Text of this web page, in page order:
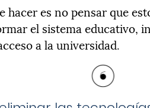
hacer es no pensar que
el sistema educativo,
a la universidad.